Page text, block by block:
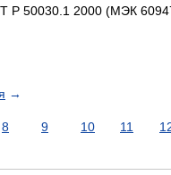
Р 50030.1 2000 (МЭК
→
8 9 10 11